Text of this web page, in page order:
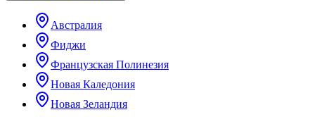
Австралия
Фиджи
Французская Полинезия
Новая Каледония
Новая Зеландия